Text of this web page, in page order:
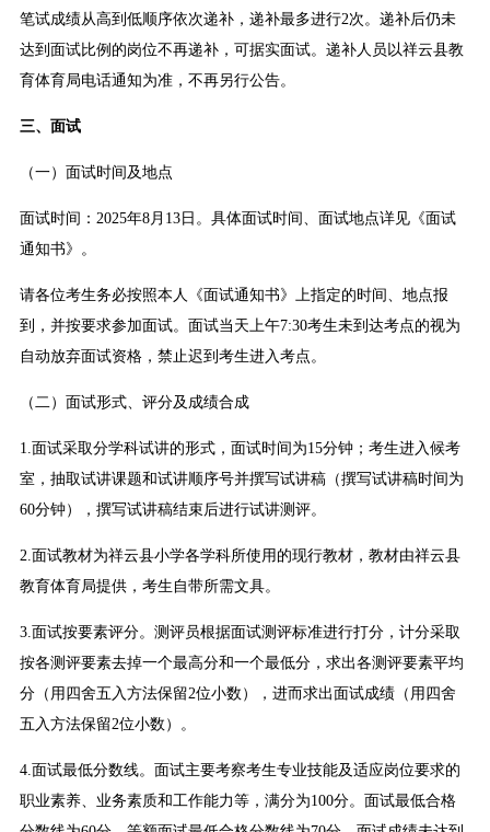
笔试成绩从高到低顺序依次递补，递补最多进行2次。递补后仍未
达到面试比例的岗位不再递补，可据实面试。递补人员以祥云县教
育体育局电话通知为准，不再另行公告。
三、面试
（一）面试时间及地点
面试时间：2025年8月13日。具体面试时间、面试地点详见《面试
通知书》。
请各位考生务必按照本人《面试通知书》上指定的时间、地点报
到，并按要求参加面试。面试当天上午7:30考生未到达考点的视为
自动放弃面试资格，禁止迟到考生进入考点。
（二）面试形式、评分及成绩合成
1.面试采取分学科试讲的形式，面试时间为15分钟；考生进入候考
室，抽取试讲课题和试讲顺序号并撰写试讲稿（撰写试讲稿时间为
60分钟），撰写试讲稿结束后进行试讲测评。
2.面试教材为祥云县小学各学科所使用的现行教材，教材由祥云县
教育体育局提供，考生自带所需文具。
3.面试按要素评分。测评员根据面试测评标准进行打分，计分采取
按各测评要素去掉一个最高分和一个最低分，求出各测评要素平均
分（用四舍五入方法保留2位小数），进而求出面试成绩（用四舍
五入方法保留2位小数）。
4.面试最低分数线。面试主要考察考生专业技能及适应岗位要求的
职业素养、业务素质和工作能力等，满分为100分。面试最低合格